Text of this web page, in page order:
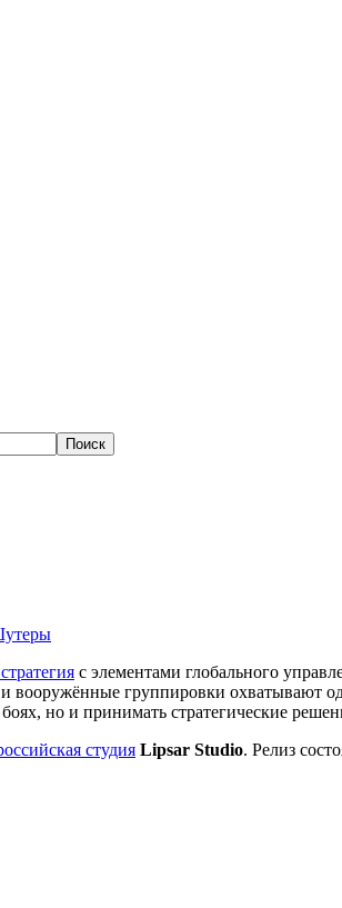
с элементами глобального
вооружённые группировки охватывают
но и принимать стратегические
студия Lipsar Studio. Релиз